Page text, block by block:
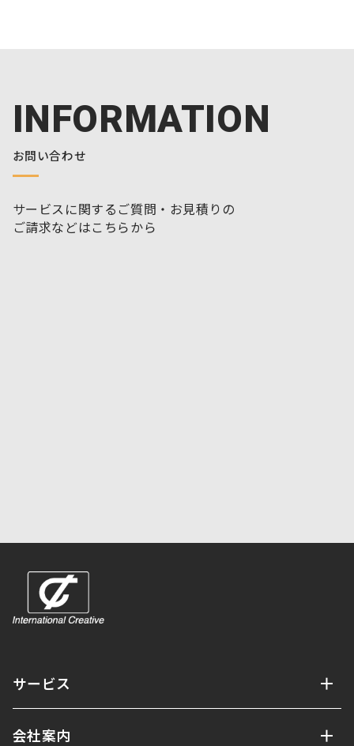
INFORMATION
お問い合わせ
サービスに関するご質問・お見積りの
ご請求などはこちらから
サービス
会社案内